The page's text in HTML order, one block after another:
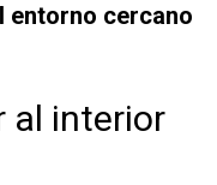
entorno cercano
al interior